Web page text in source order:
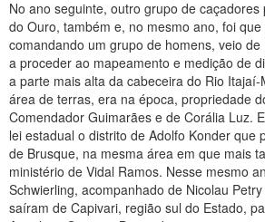
No ano seguinte, outro grupo de caçadores
do Ouro, também e, no mesmo ano, foi que
comandando um grupo de homens, veio
a proceder ao mapeamento e medição de
a parte mais alta da cabeceira do Rio
área de terras, era na época, propriedade
Comendador Guimarães e de Corália Luz.
lei estadual o distrito de Adolfo Konder que
de Brusque, na mesma área em que mais
ministério de Vidal Ramos. Nesse mesmo
Schwierling, acompanhado de Nicolau
saíram de Capivari, região sul do Estado,